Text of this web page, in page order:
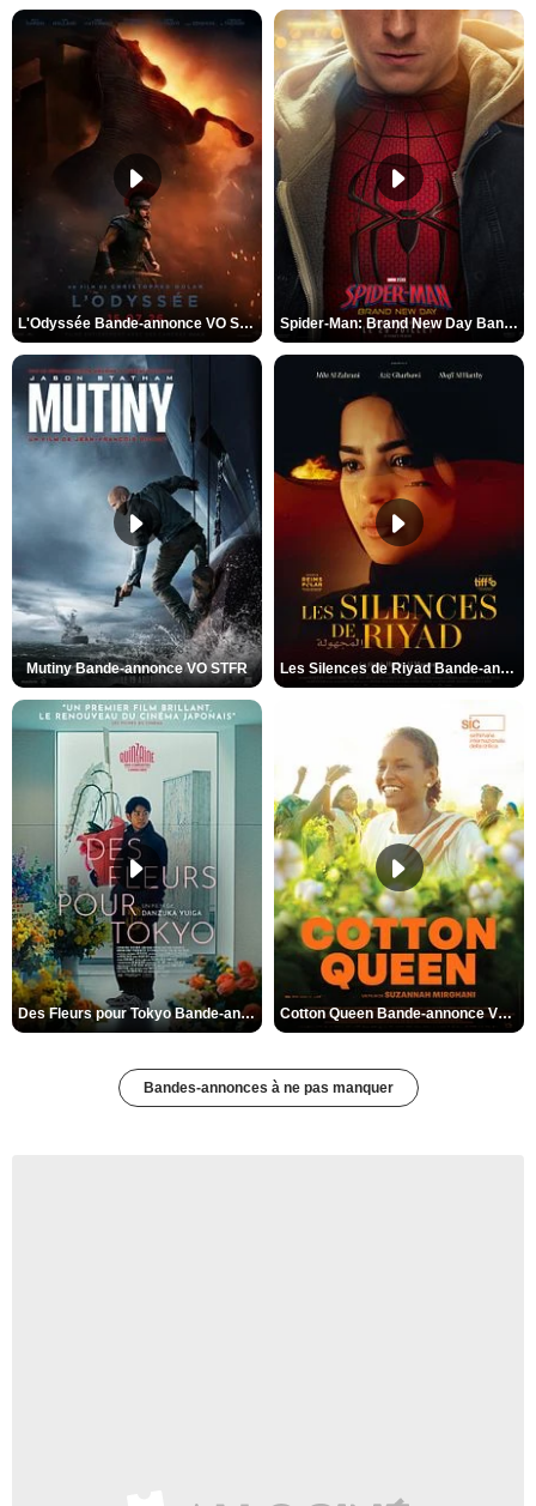
L'Odyssée Bande-annonce VO STFR Spider-Man: Brand New Day Bande-annonce VO STFR
Mutiny Bande-annonce VO STFR Les Silences de Riyad Bande-annonce VO STFR
Des Fleurs pour Tokyo Bande-annonce VO STFR Cotton Queen Bande-annonce VO STFR
Bandes-annonces à ne pas manquer